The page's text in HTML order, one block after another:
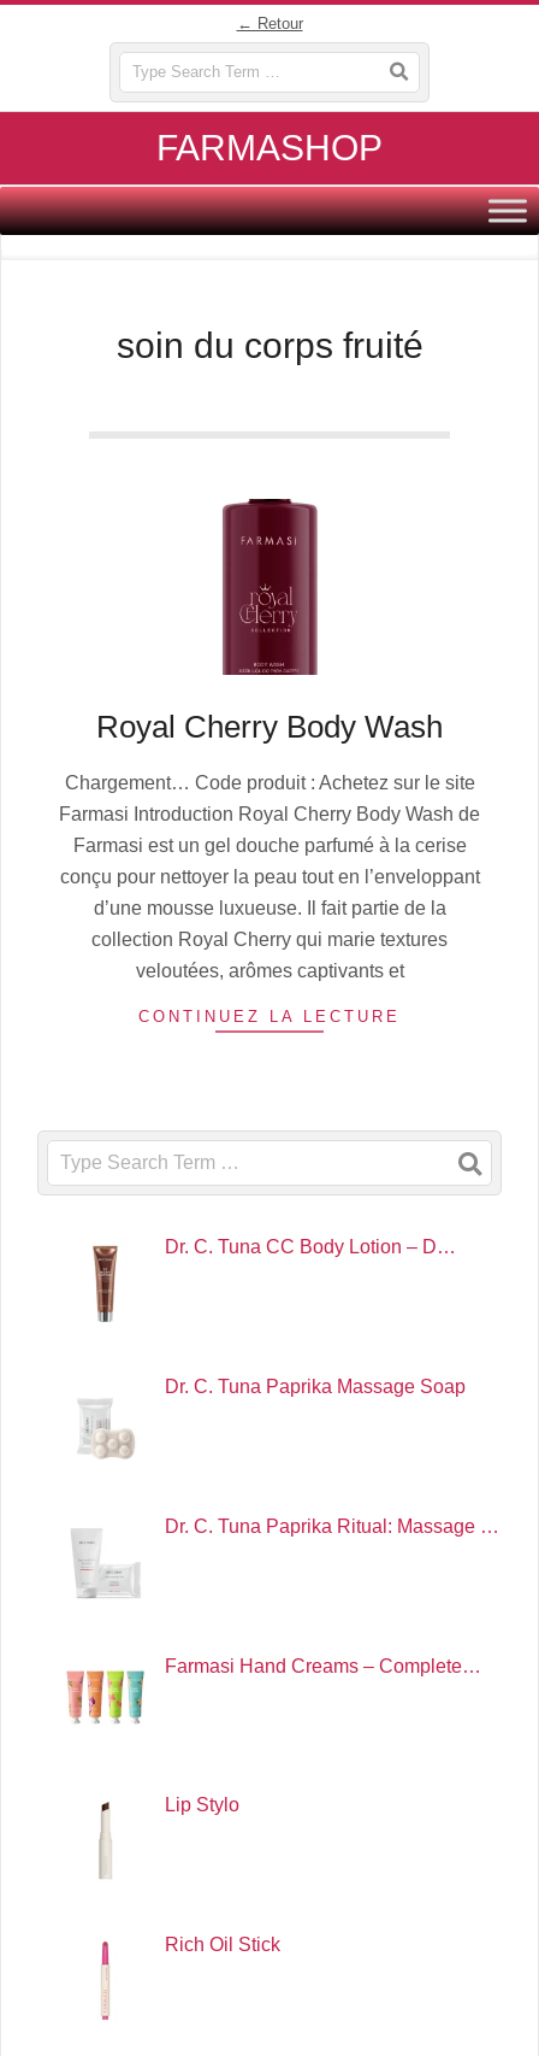
← Retour
FARMASHOP
Primary
Navigation
soin du corps fruité
Royal Cherry Body Wash
10-
12
Chargement… Code produit : Achetez sur le site
Farmasi Introduction Royal Cherry Body Wash de
Farmasi est un gel douche parfumé à la cerise
conçu pour nettoyer la peau tout en l’enveloppant
d’une mousse luxueuse. Il fait partie de la
collection Royal Cherry qui marie textures
veloutées, arômes captivants et
CONTINUEZ LA LECTURE
Search
Dr. C. Tuna CC Body Lotion – D…
Dr. C. Tuna Paprika Massage Soap
Dr. C. Tuna Paprika Ritual: Massage …
Farmasi Hand Creams – Complete…
Lip Stylo
Rich Oil Stick